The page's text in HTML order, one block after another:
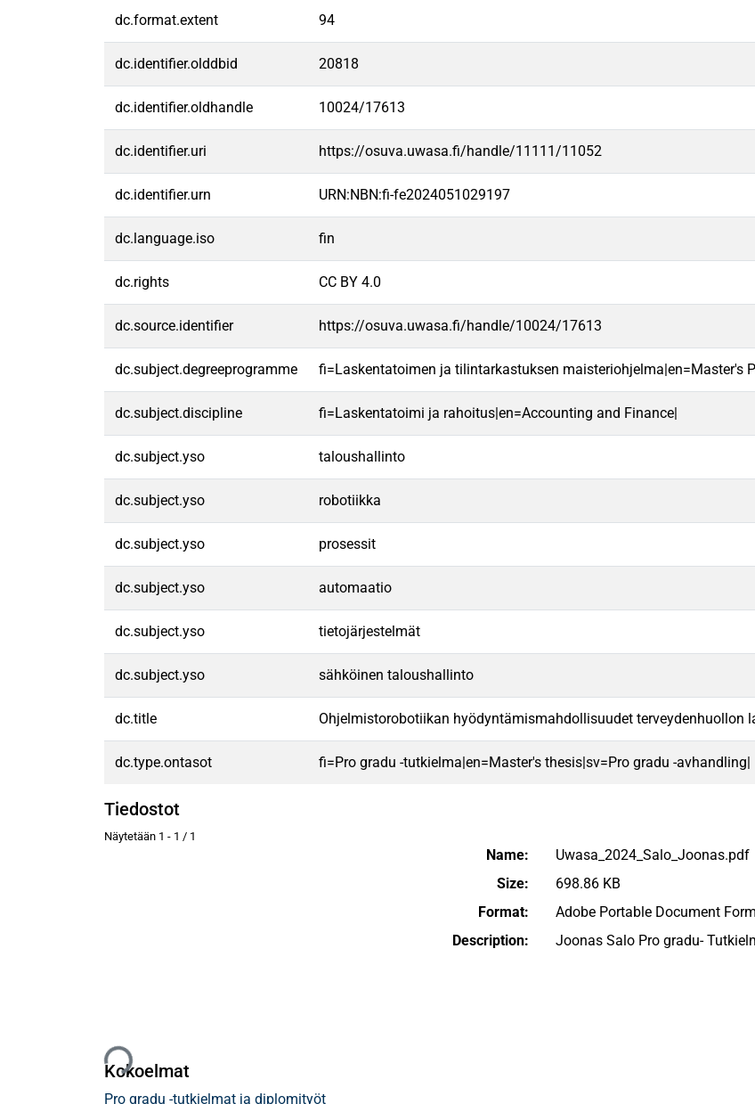
dc.format.extent 94
dc.identifier.olddbid 20818
dc.identifier.oldhandle 10024/17613
dc.identifier.uri https://osuva.uwasa.fi/handle/11111/11052
dc.identifier.urn URN:NBN:fi-fe2024051029197
dc.language.iso fin
dc.rights CC BY 4.0
dc.source.identifier https://osuva.uwasa.fi/handle/10024/17613
dc.subject.degreeprogramme fi=Laskentatoimen ja tilintarkastuksen maisteriohjelma|en=Master's
dc.subject.discipline fi=Laskentatoimi ja rahoitus|en=Accounting and Finance|
dc.subject.yso taloushallinto
dc.subject.yso robotiikka
dc.subject.yso prosessit
dc.subject.yso automaatio
dc.subject.yso tietojärjestelmät
dc.subject.yso sähköinen taloushallinto
dc.title Ohjelmistorobotiikan hyödyntämismahdollisuudet terveydenhuollon
dc.type.ontasot fi=Pro gradu -tutkielma|en=Master's thesis|sv=Pro gradu -avhandling|
Tiedostot
Näytetään 1 - 1 / 1
Ladataan...
Name:
Uwasa_2024_Salo_Joonas.pdf
Size:
698.86 KB
Format:
Adobe Portable Document
Description:
Joonas Salo Pro gradu-
Kokoelmat
Pro gradu -tutkielmat ja diplomityöt